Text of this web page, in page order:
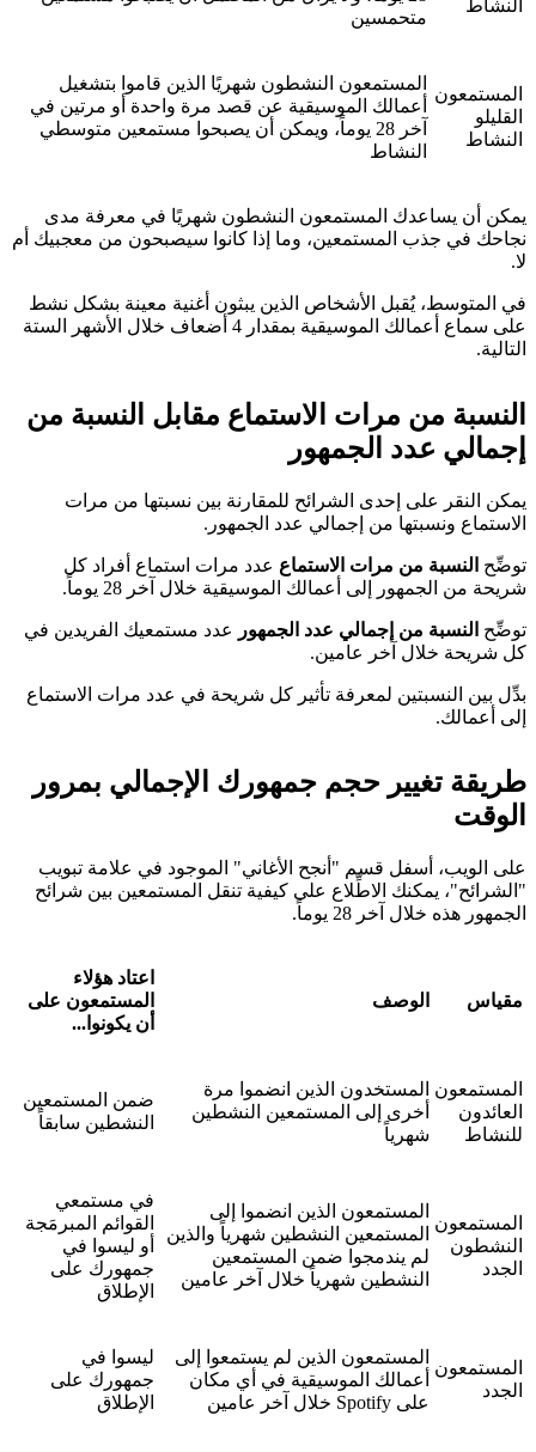
النشاط
متحمسين
المستمعون
القليلو
النشاط
المستمعون النشطون شهريًا الذين قاموا بتشغيل
أعمالك الموسيقية عن قصد مرة واحدة أو مرتين في
آخر 28 يوماً، ويمكن أن يصبحوا مستمعين متوسطي
النشاط
يمكن أن يساعدك المستمعون النشطون شهريًا في معرفة مدى
نجاحك في جذب المستمعين، وما إذا كانوا سيصبحون من معجبيك أم
لا.
في المتوسط، يُقبل الأشخاص الذين يبثون أغنية معينة بشكل نشط
على سماع أعمالك الموسيقية بمقدار 4 أضعاف خلال الأشهر الستة
التالية.
النسبة من مرات الاستماع مقابل النسبة من
إجمالي عدد الجمهور
يمكن النقر على إحدى الشرائح للمقارنة بين نسبتها من مرات
الاستماع ونسبتها من إجمالي عدد الجمهور.
توضِّح النسبة من مرات الاستماع عدد مرات استماع أفراد كل
شريحة من الجمهور إلى أعمالك الموسيقية خلال آخر 28 يوماً.
توضِّح النسبة من إجمالي عدد الجمهور
عدد مستمعيك الفريدين في
كل شريحة خلال آخر عامين.
بدِّل بين النسبتين لمعرفة تأثير كل شريحة في عدد مرات الاستماع
إلى أعمالك.
طريقة تغيير حجم جمهورك الإجمالي بمرور
الوقت
على الويب، أسفل قسم "أنجح الأغاني" الموجود في علامة تبويب
"الشرائح"، يمكنك الاطِّلاع على كيفية تنقل المستمعين بين شرائح
الجمهور هذه خلال آخر 28 يوماً.
مقياس الوصف
اعتاد هؤلاء
المستمعون على
أن يكونوا...
المستمعون
العائدون
للنشاط
المستخدون الذين انضموا مرة
أخرى إلى المستمعين النشطين
شهرياً
ضمن المستمعين
النشطين سابقاً
المستمعون
النشطون
الجدد
المستمعون الذين انضموا إلى
المستمعين النشطين شهرياً والذين
لم يندمجوا ضمن المستمعين
النشطين شهرياً خلال آخر عامين
في مستمعي
القوائم المبرمَجة
أو ليسوا في
جمهورك على
الإطلاق
المستمعون
الجدد
المستمعون الذين لم يستمعوا إلى
أعمالك الموسيقية في أي مكان
على Spotify خلال آخر عامين
ليسوا في
جمهورك على
الإطلاق